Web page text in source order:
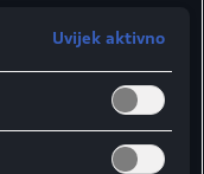
Uvijek aktivno